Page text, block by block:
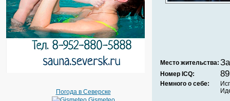
Погода в Северске
Место жительства:
Номер ICQ:
Немного о себе: